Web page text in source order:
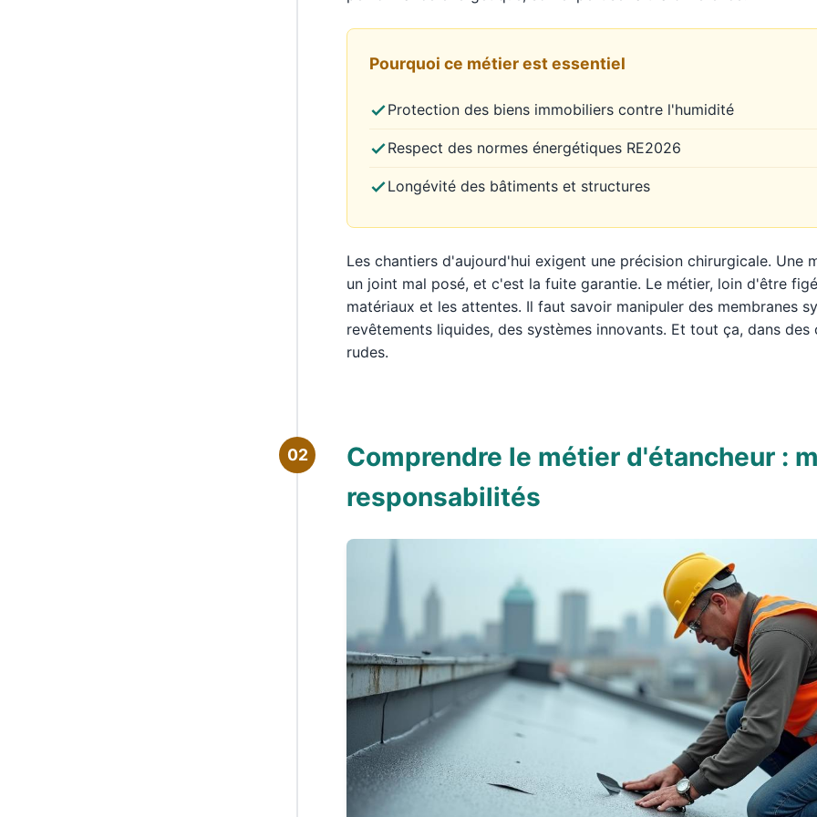
Pourquoi ce métier est essentiel
Protection des biens immobiliers contre l'humidité
Respect des normes énergétiques RE2026
Longévité des bâtiments et structures
Les chantiers d'aujourd'hui exigent une précision chirurgicale. Une
un joint mal posé, et c'est la fuite garantie. Le métier, loin d'être
matériaux et les attentes. Il faut savoir manipuler des membranes
revêtements liquides, des systèmes innovants. Et tout ça, dans
rudes.
02
Comprendre le métier d'étancheur :
responsabilités